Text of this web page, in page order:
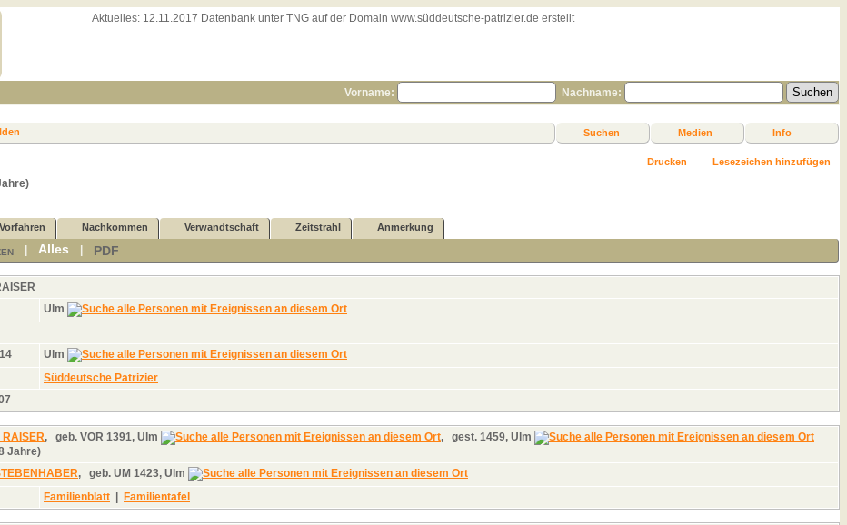
Aktuelles: 12.11.2017 Datenbank unter TNG auf der Domain www.süddeutsche-patrizier.de erstellt
Vorname: Nachname:
Suchen Medien Info
Drucken Lesezeichen hinzufügen
Vorfahren Nachkommen Verwandtschaft Zeitstrahl Anmerkung
|Alles PDF
Ulm
Ulm
Süddeutsche Patrizier
, geb. VOR 1391, Ulm , gest. 1459, Ulm
Jahre)
, geb. UM 1423, Ulm
Familienblatt | Familientafel